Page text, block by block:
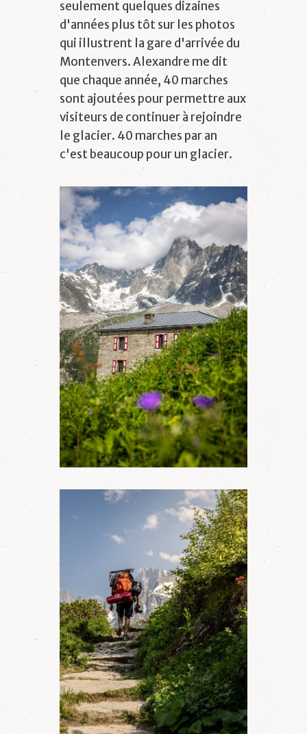
seulement quelques dizaines
d'années plus tôt sur les photos
qui illustrent la gare d'arrivée du
Montenvers. Alexandre me dit
que chaque année, 40 marches
sont ajoutées pour permettre aux
visiteurs de continuer à rejoindre
le glacier. 40 marches par an
c'est beaucoup pour un glacier.